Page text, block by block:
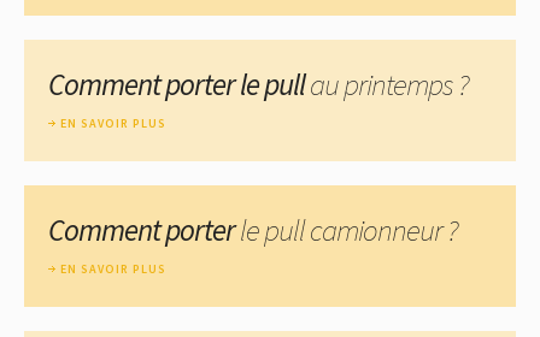
Comment porter le pullau printemps ?
EN SAVOIR PLUS
Comment porterle pull camionneur ?
EN SAVOIR PLUS